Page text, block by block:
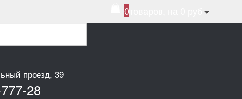
0
проезд, 39
777-28